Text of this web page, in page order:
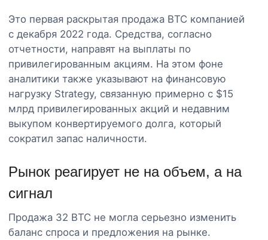
Это первая раскрытая продажа BTC компанией
с декабря 2022 года. Средства, согласно
отчетности, направят на выплаты по
привилегированным акциям. На этом фоне
аналитики также указывают на финансовую
нагрузку Strategy, связанную примерно с $15
млрд привилегированных акций и недавним
выкупом конвертируемого долга, который
сократил запас наличности.
Рынок реагирует не на объем, а на
сигнал
Продажа 32 BTC не могла серьезно изменить
баланс спроса и предложения на рынке.